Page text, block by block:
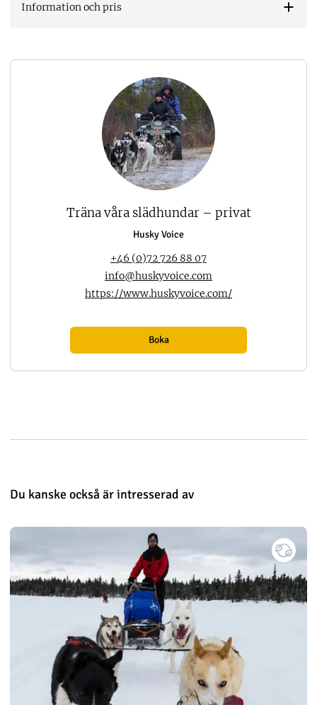
Träna våra slädhundar – privat
Husky Voice
+46 (0)72 726 88 07
info@huskyvoice.com
https://www.huskyvoice.com/
Boka
Information och pris
Du kanske också är intresserad av